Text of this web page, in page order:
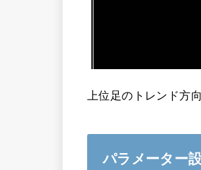
上位足のトレンド方
パラメーター